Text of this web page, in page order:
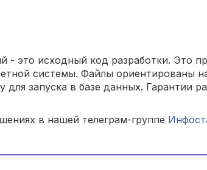
это исходный код разработки. Это
системы. Файлы ориентированы
запуска в базе данных. Гарантии
в нашей телеграм-группе